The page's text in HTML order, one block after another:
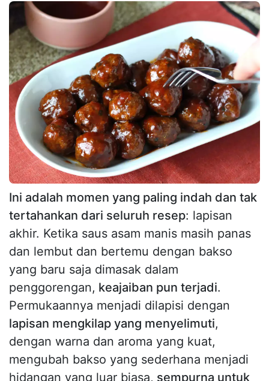
Ini adalah momen yang paling indah dan tak
tertahankan dari seluruh resep: lapisan
akhir. Ketika saus asam manis masih panas
dan lembut dan bertemu dengan bakso
yang baru saja dimasak dalam
penggorengan, keajaiban pun terjadi.
Permukaannya menjadi dilapisi dengan
lapisan mengkilap yang menyelimuti,
dengan warna dan aroma yang kuat,
mengubah bakso yang sederhana menjadi
hidangan yang luar biasa, sempurna untuk